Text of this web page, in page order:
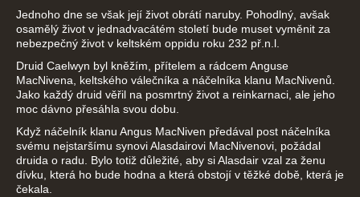
Jednoho dne se však její život obrátí naruby. Pohodlný, avšak
osamělý život v jednadvacátém století bude muset vyměnit za
nebezpečný život v keltském oppidu roku 232 př.n.l.
Druid Caelwyn byl kněžím, přítelem a rádcem Anguse
MacNivena, keltského válečníka a náčelníka klanu MacNivenů.
Jako každý druid věřil na posmrtný život a reinkarnaci, ale jeho
moc dávno přesáhla svou dobu.
Když náčelník klanu Angus MacNiven předával post náčelníka
svému nejstaršímu synovi Alasdairovi MacNivenovi, požádal
druida o radu. Bylo totiž důležité, aby si Alasdair vzal za ženu
dívku, která ho bude hodna a která obstojí v těžké době, která je
čekala.